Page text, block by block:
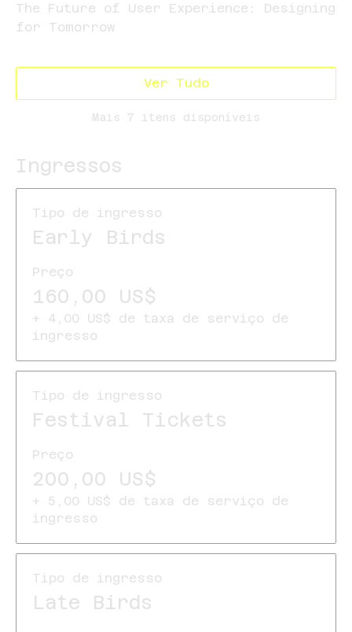
The Future of User Experience: Designing
for Tomorrow
Mais 7 itens disponíveis
Ver Tudo
Ingressos
Tipo de ingresso
Early Birds
Preço
160,00 US$
+ 4,00 US$ de taxa de serviço de
ingresso
Tipo de ingresso
Festival Tickets
Preço
200,00 US$
+ 5,00 US$ de taxa de serviço de
ingresso
Tipo de ingresso
Late Birds